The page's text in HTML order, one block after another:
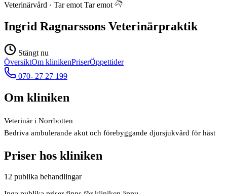
Veterinärvård · Tar emot Tar emot
Ingrid Ragnarssons Veterinärpraktik
Stängt nu
ÖversiktOm klinikenPriserÖppettider
070- 27 27 199
Om kliniken
Veterinär i Norrbotten
Bedriva ambulerande akut och förebyggande djursjukvård för häst
Priser hos kliniken
12 publika behandlingar